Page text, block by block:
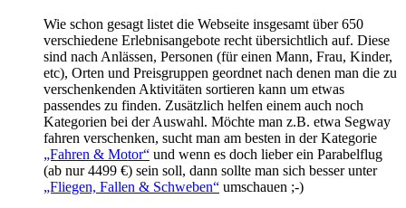
Wie schon gesagt listet die Webseite insgesamt über 650
verschiedene Erlebnisangebote recht übersichtlich auf. Diese
sind nach Anlässen, Personen (für einen Mann, Frau, Kinder,
etc), Orten und Preisgruppen geordnet nach denen man die zu
verschenkenden Aktivitäten sortieren kann um etwas
passendes zu finden. Zusätzlich helfen einem auch noch
Kategorien bei der Auswahl. Möchte man z.B. etwa Segway
fahren verschenken, sucht man am besten in der Kategorie
„Fahren & Motor“ und wenn es doch lieber ein Parabelflug
(ab nur 4499 €) sein soll, dann sollte man sich besser unter
„Fliegen, Fallen & Schweben“ umschauen ;-)